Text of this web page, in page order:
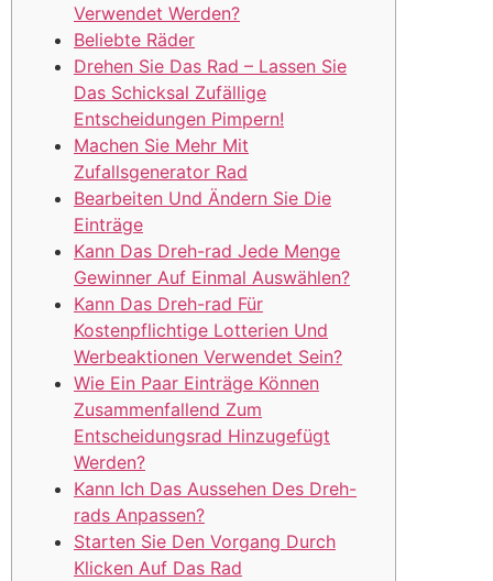
Verwendet Werden?
Beliebte Räder
Drehen Sie Das Rad – Lassen Sie
Das Schicksal Zufällige
Entscheidungen Pimpern!
Machen Sie Mehr Mit
Zufallsgenerator Rad
Bearbeiten Und Ändern Sie Die
Einträge
Kann Das Dreh-rad Jede Menge
Gewinner Auf Einmal Auswählen?
Kann Das Dreh-rad Für
Kostenpflichtige Lotterien Und
Werbeaktionen Verwendet Sein?
Wie Ein Paar Einträge Können
Zusammenfallend Zum
Entscheidungsrad Hinzugefügt
Werden?
Kann Ich Das Aussehen Des Dreh-
rads Anpassen?
Starten Sie Den Vorgang Durch
Klicken Auf Das Rad